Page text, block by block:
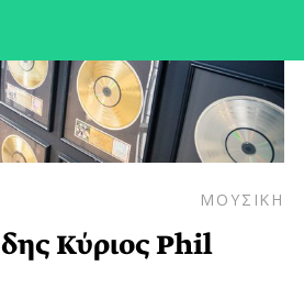
ΜΟΥΣΙΚΗ
Κύριος Phil